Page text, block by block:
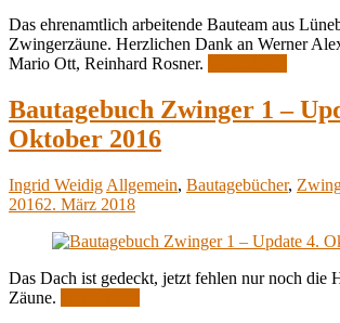
Das ehrenamtlich arbeitende Bauteam aus
Zwingerzäune. Herzlichen Dank an Werner
Mario Ott, Reinhard Rosner.
Bautagebuch Zwinger 1 –
Oktober 2016
Ingrid Weidig Allgemein, Bautagebücher,
20162. März 2018
Das Dach ist gedeckt, jetzt fehlen nur noch die
Zäune.